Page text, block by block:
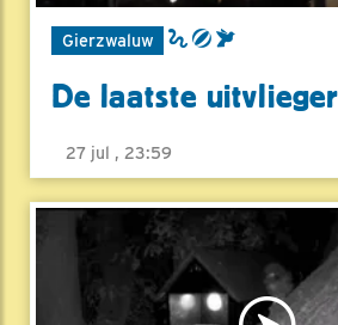
Gierzwaluw
De laatste uitvlieger
27 jul , 23:59